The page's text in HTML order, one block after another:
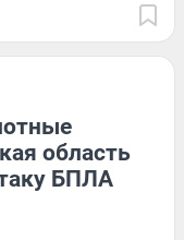
область
БПЛА